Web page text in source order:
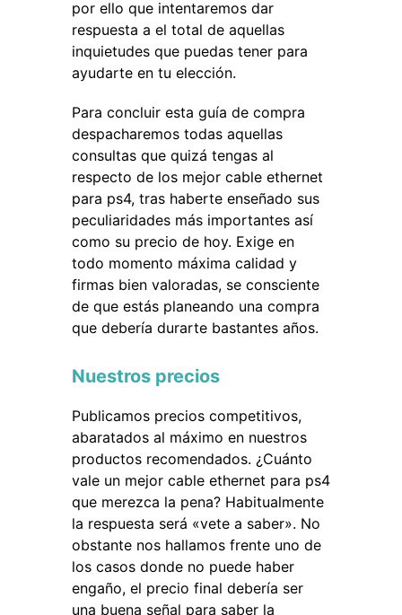
por ello que intentaremos dar
respuesta a el total de aquellas
inquietudes que puedas tener para
ayudarte en tu elección.
Para concluir esta guía de compra
despacharemos todas aquellas
consultas que quizá tengas al
respecto de los mejor cable ethernet
para ps4, tras haberte enseñado sus
peculiaridades más importantes así
como su precio de hoy. Exige en
todo momento máxima calidad y
firmas bien valoradas, se consciente
de que estás planeando una compra
que debería durarte bastantes años.
Nuestros precios
Publicamos precios competitivos,
abaratados al máximo en nuestros
productos recomendados. ¿Cuánto
vale un mejor cable ethernet para ps4
que merezca la pena? Habitualmente
la respuesta será «vete a saber». No
obstante nos hallamos frente uno de
los casos donde no puede haber
engaño, el precio final debería ser
una buena señal para saber la